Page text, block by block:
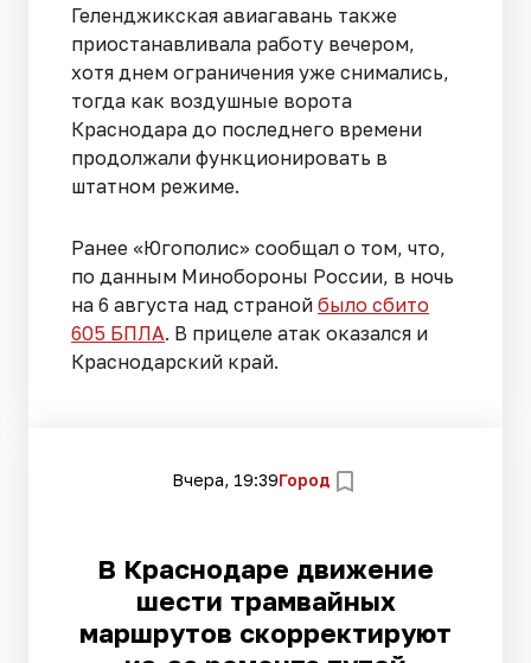
Геленджикская авиагавань также
приостанавливала работу вечером,
хотя днем ограничения уже снимались,
тогда как воздушные ворота
Краснодара до последнего времени
продолжали функционировать в
штатном режиме.
Ранее «Югополис» сообщал о том, что,
по данным Минобороны России, в ночь
на 6 августа над страной было сбито
605 БПЛА. В прицеле атак оказался и
Краснодарский край.
Вчера, 19:39Город
В Краснодаре движение
шести трамвайных
маршрутов скорректируют